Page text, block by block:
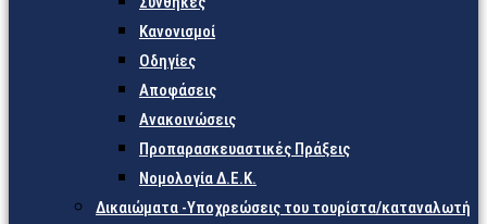
Κανονισμοί
Οδηγίες
Αποφάσεις
Ανακοινώσεις
Προπαρασκευαστικές Πράξεις
Νομολογία Δ.Ε.Κ.
Δικαιώματα -Υποχρεώσεις του τουρίστα/καταναλωτή